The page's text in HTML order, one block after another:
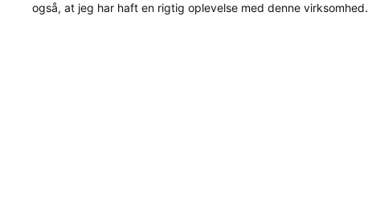
også, at jeg har haft en rigtig oplevelse med denne virksomhed.